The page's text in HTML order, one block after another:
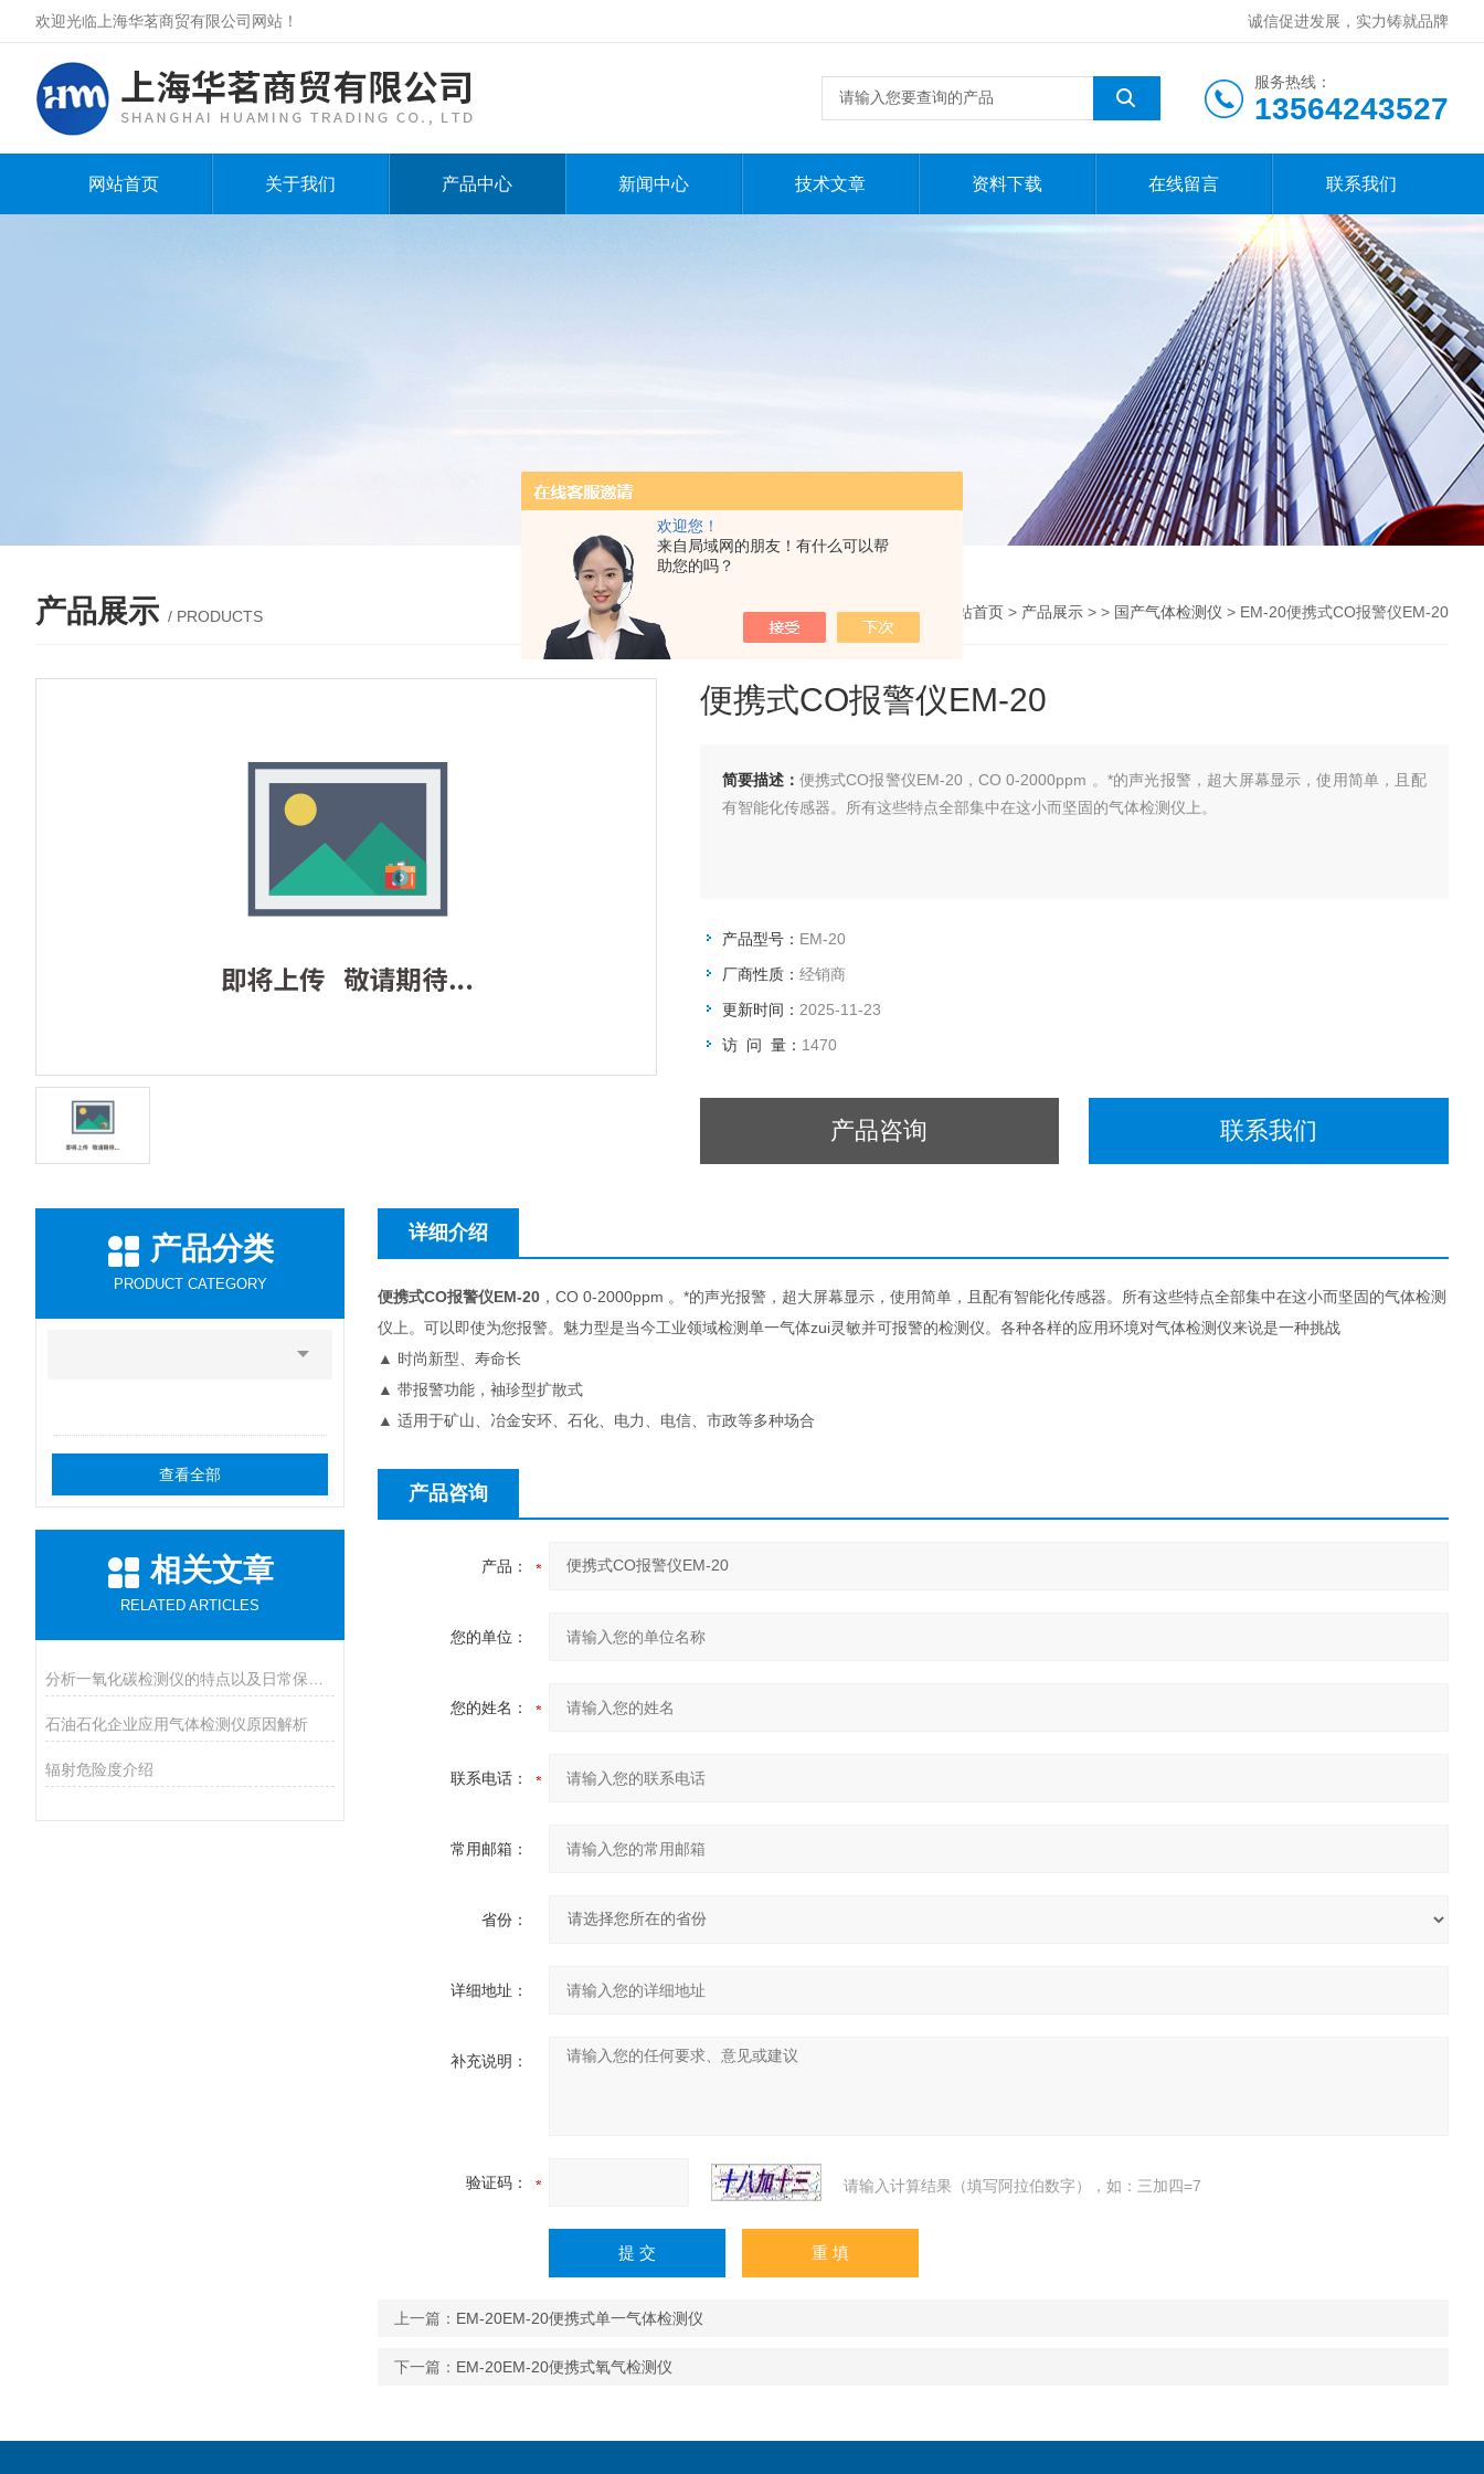
欢迎您！
来自局域网的朋友！有什么可以帮
助您的吗？
欢迎光临上海华茗商贸有限公司网站！ 诚信促进发展，实力铸就品牌
服务热线：
13564243527
网站首页 关于我们 产品中心 新闻中心 技术文章 资料下载 在线留言 联系我们
产品展示 / PRODUCTS 您的位置： 网站首页 > 产品展示 > > 国产气体检测仪 > EM-20便携式CO报警仪EM-20
便携式CO报警仪EM-20
简要描述： 便携式CO报警仪EM-20，CO 0-2000ppm 。*的声光报警，超大屏幕显示，使用简单，且配
有智能化传感器。所有这些特点全部集中在这小而坚固的气体检测仪上。
产品型号： EM-20
厂商性质： 经销商
更新时间： 2025-11-23
访 问 量： 1470
产品咨询 联系我们
产品分类
PRODUCT CATEGORY
查看全部
相关文章
RELATED ARTICLES
石油石化企业应用气体检测仪原因解析
辐射危险度介绍
详细介绍
便携式CO报警仪EM-20 ，CO 0-2000ppm 。*的声光报警，超大屏幕显示，使用简单，且配有智能化传感器。所有这些特点全部集中在这小而坚固的气体检测
仪上。可以即使为您报警。魅力型是当今工业领域检测单一气体zui灵敏并可报警的检测仪。各种各样的应用环境对气体检测仪来说是一种挑战
▲ 时尚新型、寿命长
▲ 带报警功能，袖珍型扩散式
▲ 适用于矿山、冶金安环、石化、电力、电信、市政等多种场合
产品咨询
产品：
您的单位：
您的姓名：
联系电话：
常用邮箱：
省份：
详细地址：
补充说明：
验证码： 请输入计算结果（填写阿拉伯数字），如：三加四=7
上一篇： EM-20EM-20便携式单一气体检测仪
下一篇： EM-20EM-20便携式氧气检测仪